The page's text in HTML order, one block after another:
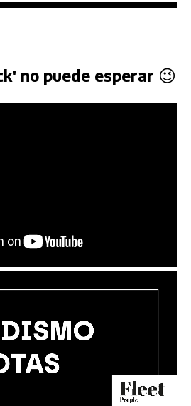
no puede esperar 😉